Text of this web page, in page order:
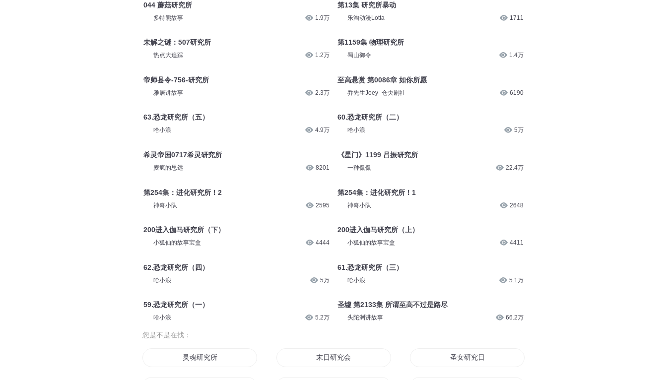
044 蘑菇研究所
多特熊故事 1.9万
未解之谜：507研究所
热点大追踪 1.2万
帝师县令-756-研究所
雅居讲故事 2.3万
63.恐龙研究所（五）
哈小浪 4.9万
希灵帝国0717希灵研究所
麦疯的思远 8201
第254集：进化研究所！2
神奇小队 2595
200进入伽马研究所（下）
小狐仙的故事宝盒 4444
62.恐龙研究所（四）
哈小浪 5万
59.恐龙研究所（一）
哈小浪 5.2万
第13集 研究所暴动
乐淘动漫Lotta 1711
第1159集 物理研究所
蜀山御令 1.4万
至高悬赏 第0086章 如你所愿
乔先生Joey_仓央剧社 6190
60.恐龙研究所（二）
哈小浪 5万
《星门》1199 吕振研究所
一种侃侃 22.4万
第254集：进化研究所！1
神奇小队 2648
200进入伽马研究所（上）
小狐仙的故事宝盒 4411
61.恐龙研究所（三）
哈小浪 5.1万
圣墟 第2133集 所谓至高不过是路尽
头陀渊讲故事 66.2万
您是不是在找：
灵魂研究所 末日研究会 圣女研究日志